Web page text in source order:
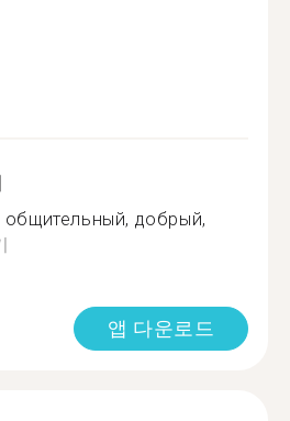
добрый,
앱 다운로드